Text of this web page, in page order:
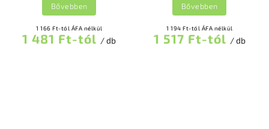
1 166 Ft-tól ÁFA nélkül
1 481 Ft-tól / db
Bővebben
1 194 Ft-tól ÁFA nélkül
1 517 Ft-tól / db
Bővebben